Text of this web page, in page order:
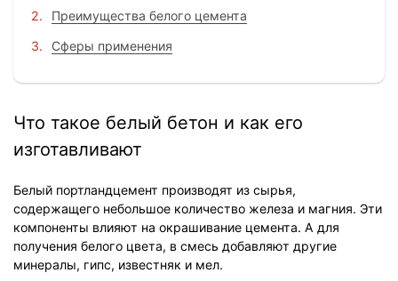
Преимущества белого цемента
Сферы применения
Что такое белый бетон и как его
изготавливают
Белый портландцемент производят из сырья,
содержащего небольшое количество железа и магния. Эти
компоненты влияют на окрашивание цемента. А для
получения белого цвета, в смесь добавляют другие
минералы, гипс, известняк и мел.